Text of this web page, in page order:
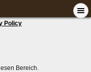
Policy
Bereich.